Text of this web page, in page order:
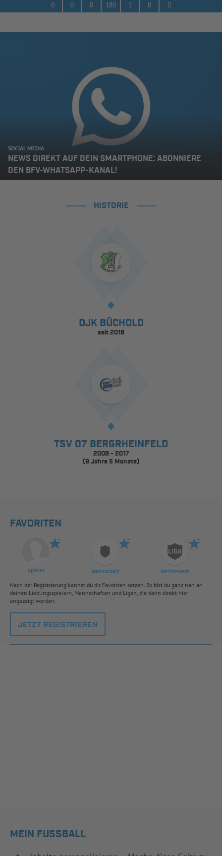
0 0 0 180 1 0 0
SOCIAL MEDIA
NEWS DIREKT AUF DEIN SMARTPHONE: ABONNIERE
DEN BFV-WHATSAPP-KANAL!
HISTORIE
DJK BÜCHOLD
seit 2018
TSV 07 BERGRHEINFELD
2008 - 2017
(9 Jahre 5 Monate)
FAVORITEN
Spieler Mannschaft Wettbewerb
Nach der Registrierung kannst du dir Favoriten setzen. So bist du ganz nah an
deinen Lieblingsspielern, Mannschaften und Ligen, die dann direkt hier
angezeigt werden.
JETZT REGISTRIEREN
MEIN FUSSBALL